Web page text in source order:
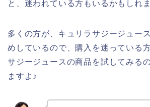
と、迷われている方もいるかもしれ
多くの方が、キュリラサジージュー
めしているので、購入を迷っている
サジージュースの商品を試してみる
ますよ♪